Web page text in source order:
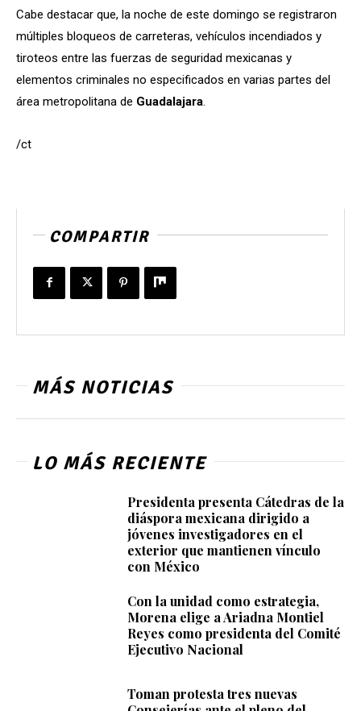
Cabe destacar que, la noche de este domingo se registraron
múltiples bloqueos de carreteras, vehículos incendiados y
tiroteos entre las fuerzas de seguridad mexicanas y
elementos criminales no especificados en varias partes del
área metropolitana de Guadalajara.
/ct
COMPARTIR
MÁS NOTICIAS
LO MÁS RECIENTE
Presidenta presenta Cátedras de la
diáspora mexicana dirigido a
jóvenes investigadores en el
exterior que mantienen vínculo
con México
Con la unidad como estrategia,
Morena elige a Ariadna Montiel
Reyes como presidenta del Comité
Ejecutivo Nacional
Toman protesta tres nuevas